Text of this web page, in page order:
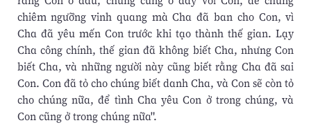
chiêm ngưỡng vinh quang mà Cha đã ban cho Con, vì
Cha đã yêu mến Con trước khi tạo thành thế gian. Lạy
Cha công chính, thế gian đã không biết Cha, nhưng Con
biết Cha, và những người này cũng biết rằng Cha đã sai
Con. Con đã tỏ cho chúng biết danh Cha, và Con sẽ còn tỏ
cho chúng nữa, để tình Cha yêu Con ở trong chúng, và
Con cũng ở trong chúng nữa".